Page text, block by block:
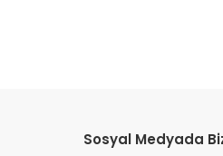
Sosyal Medyada